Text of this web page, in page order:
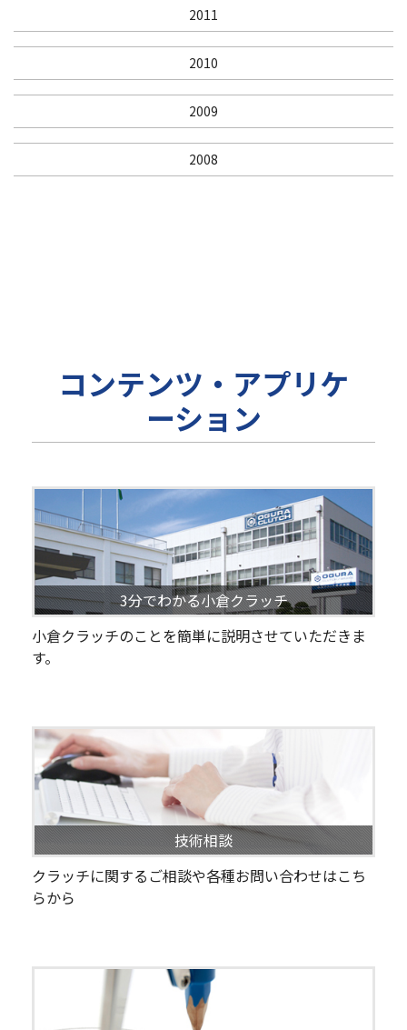
2011
2010
2009
2008
コンテンツ・アプリケ
ーション
3分でわかる小倉クラッチ
小倉クラッチのことを簡単に説明させていただきま
す。
技術相談
クラッチに関するご相談や各種お問い合わせはこち
らから